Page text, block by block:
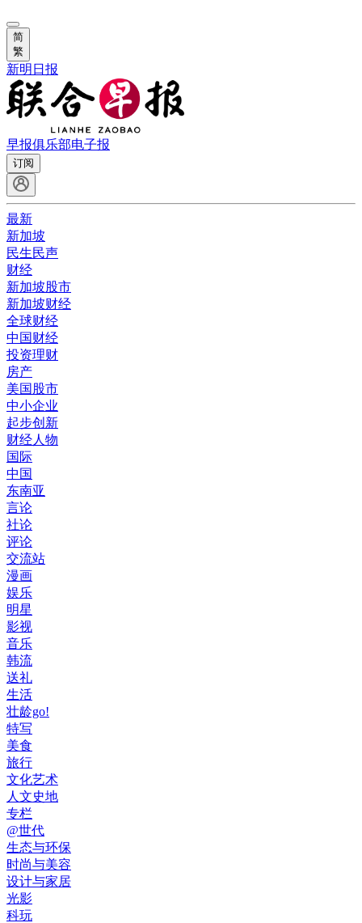
简
繁
新明日报
早报俱乐部电子报
订阅
最新
新加坡
民生民声
财经
新加坡股市
新加坡财经
全球财经
中国财经
投资理财
房产
美国股市
中小企业
起步创新
财经人物
国际
中国
东南亚
言论
社论
评论
交流站
漫画
娱乐
明星
影视
音乐
韩流
送礼
生活
壮龄go!
特写
美食
旅行
文化艺术
人文史地
专栏
@世代
生态与环保
时尚与美容
设计与家居
光影
科玩